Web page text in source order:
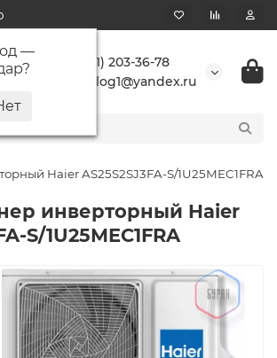
—
?
+7 (861) 203-36-78
buranlog1@yandex.ru
Haier AS25S2SJ3FA-S/1U25MEC1FRA
инверторный Haier
S/1U25MEC1FRA